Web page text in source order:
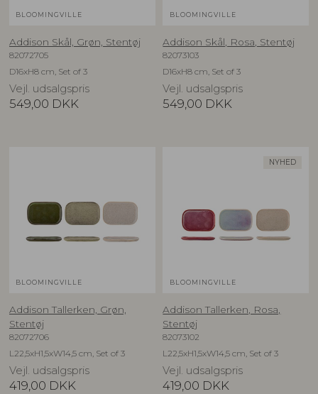
BLOOMINGVILLE
Addison Skål, Grøn, Stentøj
82072705
D16xH8 cm, Set of 3
Vejl. udsalgspris
549,00 DKK
BLOOMINGVILLE
Addison Skål, Rosa, Stentøj
82073103
D16xH8 cm, Set of 3
Vejl. udsalgspris
549,00 DKK
BLOOMINGVILLE
Addison Tallerken, Grøn,
Stentøj
82072706
L22,5xH1,5xW14,5 cm, Set of 3
Vejl. udsalgspris
419,00 DKK
NYHED
BLOOMINGVILLE
Addison Tallerken, Rosa,
Stentøj
82073102
L22,5xH1,5xW14,5 cm, Set of 3
Vejl. udsalgspris
419,00 DKK